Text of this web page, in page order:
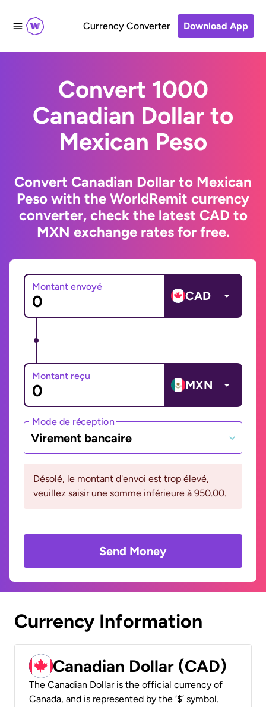
Currency Converter Download App
Convert 1000
Canadian Dollar to
Mexican Peso
Convert Canadian Dollar to Mexican
Peso with the WorldRemit currency
converter, check the latest CAD to
MXN exchange rates for free.
Montant envoyé
CAD
Montant reçu
MXN
Mode de réception
Virement bancaire
Désolé, le montant d'envoi est trop élevé,
veuillez saisir une somme inférieure à 950.00.
Send Money
Currency Information
Canadian Dollar (CAD)
The Canadian Dollar is the official currency of
Canada, and is represented by the ‘$’ symbol.